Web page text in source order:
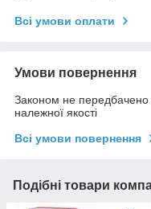
Всі умови оплати
Умови повернення
Законом не передбачено
належної якості
Всі умови повернення
Подібні товари